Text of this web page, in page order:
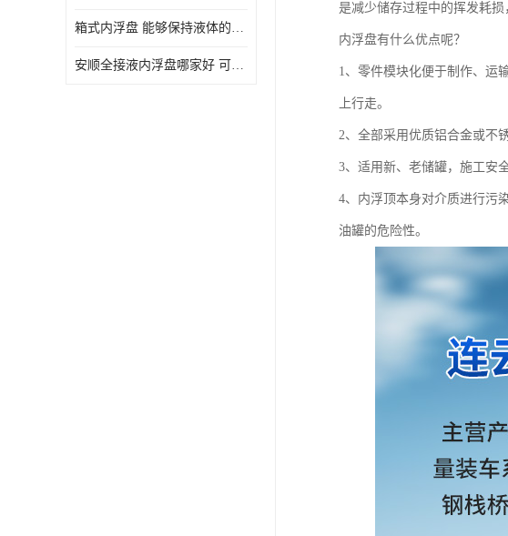
箱式内浮盘 能够保持液体的密闭状态 适用于多种液体储存和运输
安顺全接液内浮盘哪家好 可以自动上下浮动 密封性能好
是减少储存过程中的挥发耗损
内浮盘有什么优点呢？
1、零件模块化便于制作、运
上行走。
2、全部采用优质铝合金或不
3、适用新、老储罐，施工安
4、内浮顶本身对介质进行污
油罐的危险性。